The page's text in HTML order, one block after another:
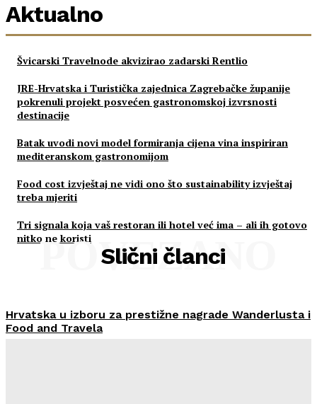
Aktualno
Švicarski Travelnode akvizirao zadarski Rentlio
JRE-Hrvatska i Turistička zajednica Zagrebačke županije
pokrenuli projekt posvećen gastronomskoj izvrsnosti
destinacije
Batak uvodi novi model formiranja cijena vina inspiriran
mediteranskom gastronomijom
Food cost izvještaj ne vidi ono što sustainability izvještaj
treba mjeriti
Tri signala koja vaš restoran ili hotel već ima – ali ih gotovo
nitko ne koristi
Slični članci
POVEZANO
Hrvatska u izboru za prestižne nagrade Wanderlusta i
Food and Travela